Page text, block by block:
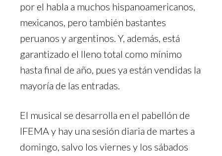
por el habla a muchos hispanoamericanos,
mexicanos, pero también bastantes
peruanos y argentinos. Y, además, está
garantizado el lleno total como mínimo
hasta final de año, pues ya están vendidas la
mayoría de las entradas.
El musical se desarrolla en el pabellón de
IFEMA y hay una sesión diaria de martes a
domingo, salvo los viernes y los sábados